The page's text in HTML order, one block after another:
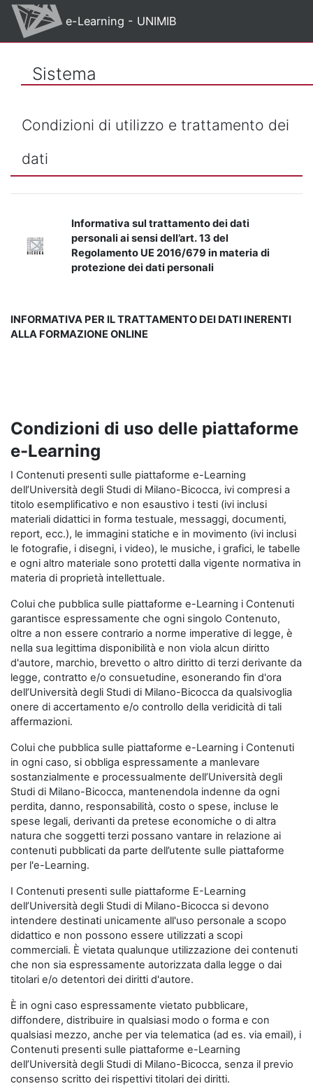
Vai al contenuto principale
e-Learning - UNIMIB
Sistema
Condizioni di utilizzo e trattamento dei
dati
Informativa sul trattamento dei dati
personali ai sensi dell’art. 13 del
Regolamento UE 2016/679 in materia di
protezione dei dati personali
INFORMATIVA PER IL TRATTAMENTO DEI DATI INERENTI
ALLA FORMAZIONE ONLINE
Condizioni di uso delle piattaforme
e-Learning
I Contenuti presenti sulle piattaforme e-Learning
dell’Università degli Studi di Milano-Bicocca, ivi compresi a
titolo esemplificativo e non esaustivo i testi (ivi inclusi
materiali didattici in forma testuale, messaggi, documenti,
report, ecc.), le immagini statiche e in movimento (ivi inclusi
le fotografie, i disegni, i video), le musiche, i grafici, le tabelle
e ogni altro materiale sono protetti dalla vigente normativa in
materia di proprietà intellettuale.
Colui che pubblica sulle piattaforme e-Learning i Contenuti
garantisce espressamente che ogni singolo Contenuto,
oltre a non essere contrario a norme imperative di legge, è
nella sua legittima disponibilità e non viola alcun diritto
d'autore, marchio, brevetto o altro diritto di terzi derivante da
legge, contratto e/o consuetudine, esonerando fin d'ora
dell’Università degli Studi di Milano-Bicocca da qualsivoglia
onere di accertamento e/o controllo della veridicità di tali
affermazioni.
Colui che pubblica sulle piattaforme e-Learning i Contenuti
in ogni caso, si obbliga espressamente a manlevare
sostanzialmente e processualmente dell’Università degli
Studi di Milano-Bicocca, mantenendola indenne da ogni
perdita, danno, responsabilità, costo o spese, incluse le
spese legali, derivanti da pretese economiche o di altra
natura che soggetti terzi possano vantare in relazione ai
contenuti pubblicati da parte dell’utente sulle piattaforme
per l'e-Learning.
I Contenuti presenti sulle piattaforme E-Learning
dell’Università degli Studi di Milano-Bicocca si devono
intendere destinati unicamente all'uso personale a scopo
didattico e non possono essere utilizzati a scopi
commerciali. È vietata qualunque utilizzazione dei contenuti
che non sia espressamente autorizzata dalla legge o dai
titolari e/o detentori dei diritti d'autore.
È in ogni caso espressamente vietato pubblicare,
diffondere, distribuire in qualsiasi modo o forma e con
qualsiasi mezzo, anche per via telematica (ad es. via email), i
Contenuti presenti sulle piattaforme e-Learning
dell’Università degli Studi di Milano-Bicocca, senza il previo
consenso scritto dei rispettivi titolari dei diritti.